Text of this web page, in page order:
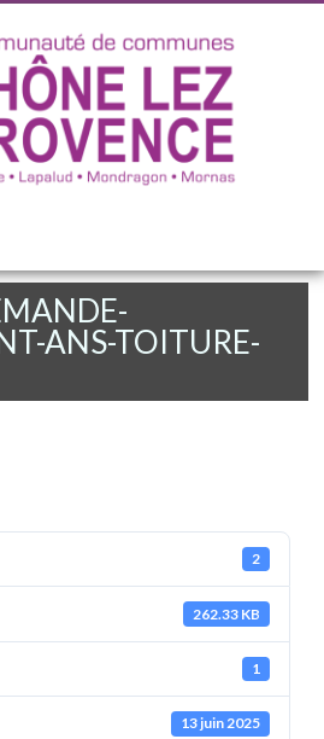
ANS-TOITURE-
2
262.33 KB
1
13 juin 2025